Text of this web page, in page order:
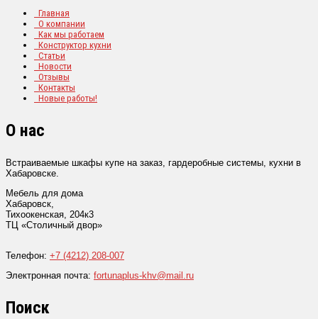
Главная
О компании
Как мы работаем
Конструктор кухни
Статьи
Новости
Отзывы
Контакты
Новые работы!
О нас
Встраиваемые шкафы купе на заказ, гардеробные системы, кухни в
Хабаровске.
Мебель для дома
Хабаровск
Тихоокенская, 204к3
ТЦ «Столичный двор»
Телефон: +7 (4212) 208-007
Электронная почта: fortunaplus-khv@mail.ru
Поиск